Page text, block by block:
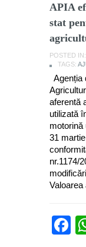
APIA
stat
POSTED IN:
TAGS:
Agenția
aferentă
utilizată
motorină
31
nr.1174/